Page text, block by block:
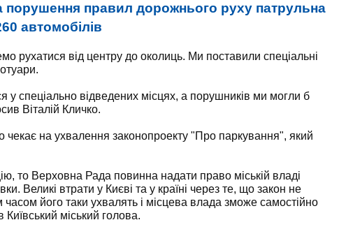
порушення правил дорожнього руху патрульна
автомобілів
рухатися від центру до околиць. Ми поставили спеціальні
у спеціально відведених місцях, а порушників ми могли б
Віталій Кличко.
чекає на ухвалення законопроекту "Про паркування", який
то Верховна Рада повинна надати право міській владі
Великі втрати у Києві та у країні через те, що закон не
його таки ухвалять і місцева влада зможе самостійно
міський голова.